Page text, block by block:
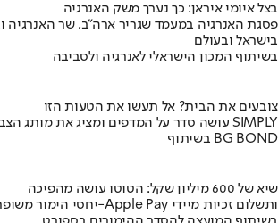
בצל איומי איראן: כך נערך משק האנרגיה
פסגת האנרגיה במעמד שגריר ארה"ב, שר האנרגיה
בישראל ובעולם
בשיתוף המכון הישראלי לאנרגיה ולסביבה
צובעים את הבית? אל תעשו את הטעות הזו
מומחה BG BOND עושה סדר על המדפים ומציג את מותג הצבע SIMPLY
בשיתוף BG BOND
שיא של 600 מיליון שקל: הטוטו עושה מהפיכה
יחסי הימור משופרים, הפקדות ב-Apple Pay ותשלום זכיות מיידי